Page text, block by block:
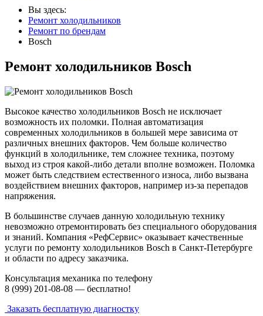
Вы здесь:
Ремонт холодильников
Ремонт по брендам
Bosch
Ремонт холодильников Bosch
Высокое качество холодильников Bosch не исключает
возможность их поломки. Полная автоматизация
современных холодильников в большей мере зависима от
различных внешних факторов. Чем больше количество
функций в холодильнике, тем сложнее техника, поэтому
выход из строя какой-либо детали вполне возможен. Поломка
может быть следствием естественного износа, либо вызвана
воздействием внешних факторов, например из-за перепадов
напряжения.
В большинстве случаев данную холодильную технику
невозможно отремонтировать без специального оборудования
и знаний. Компания «РефСервис» оказывает качественные
услуги по ремонту холодильников Bosch в Санкт-Петербурге
и области по адресу заказчика.
Консультация механика по телефону
8 (999) 201-08-08 — бесплатно!
Заказать бесплатную диагностку